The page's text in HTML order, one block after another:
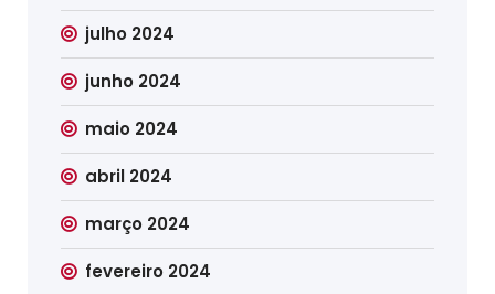
julho 2024
junho 2024
maio 2024
abril 2024
março 2024
fevereiro 2024